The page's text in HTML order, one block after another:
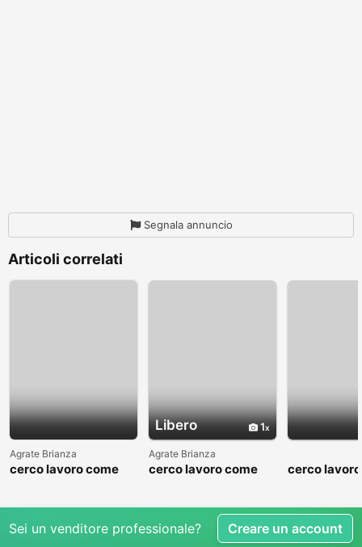
Segnala annuncio
Articoli correlati
Agrate Brianza
cerco lavoro come
Libero 1
Agrate Brianza
cerco lavoro come
cerco
Sei un venditore professionale? Creare un account